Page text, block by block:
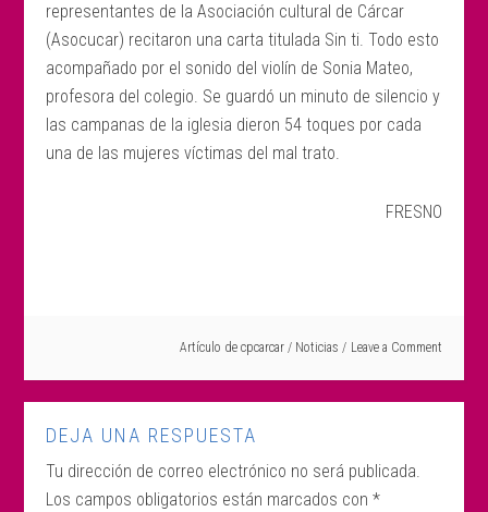
representantes de la Asociación cultural de Cárcar
(Asocucar) recitaron una carta titulada Sin ti. Todo esto
acompañado por el sonido del violín de Sonia Mateo,
profesora del colegio. Se guardó un minuto de silencio y
las campanas de la iglesia dieron 54 toques por cada
una de las mujeres víctimas del mal trato.
FRESNO
Artículo de cpcarcar / Noticias Leave a Comment
DEJA UNA RESPUESTA
Tu dirección de correo electrónico no será publicada.
Los campos obligatorios están marcados con*